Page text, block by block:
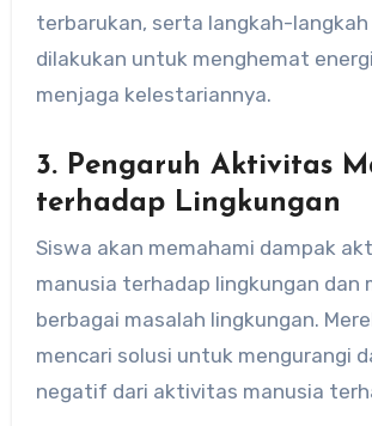
terbarukan, serta langkah-
dilakukan untuk menghemat
menjaga kelestariannya.
3. Pengaruh Aktivitas
terhadap Lingkungan
Siswa akan memahami dampak
manusia terhadap lingkungan dan
berbagai masalah lingkungan.
mencari solusi untuk mengurangi
negatif dari aktivitas manusia